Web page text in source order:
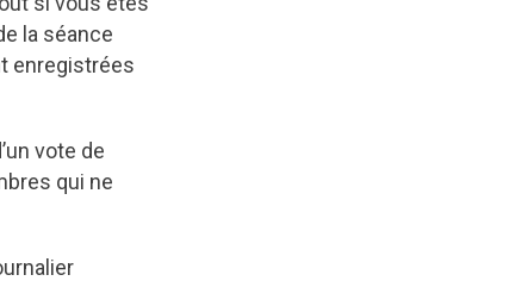
la séance
enregistrées
vote de
qui ne